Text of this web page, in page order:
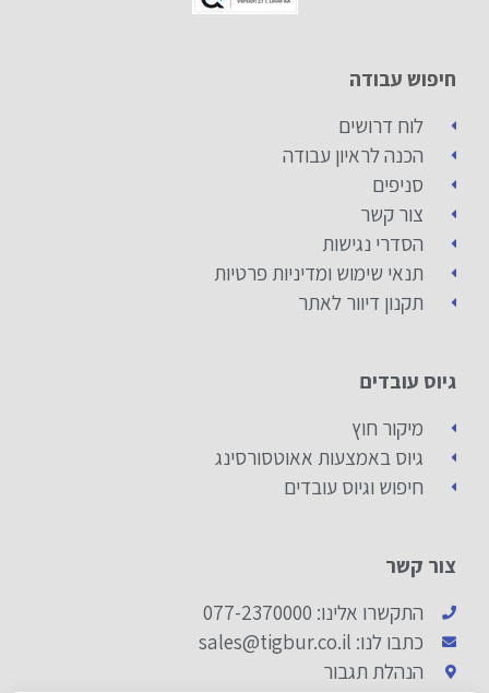
חיפוש עבודה
לוח דרושים
הכנה לראיון עבודה
סניפים
צור קשר
הסדרי נגישות
תנאי שימוש ומדיניות פרטיות
תקנון דיוור לאתר
גיוס עובדים
מיקור חוץ
גיוס באמצעות אאוטסורסינג
חיפוש וגיוס עובדים
צור קשר
התקשרו אלינו: 077-2370000
כתבו לנו: sales@tigbur.co.il
הנהלת תגבור